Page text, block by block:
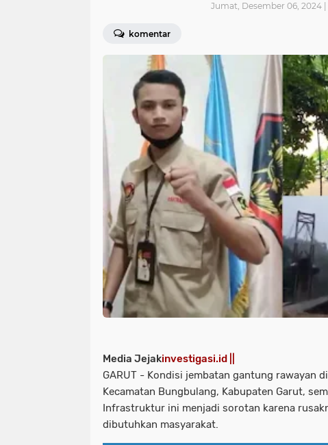
Jumat, Desember 06, 2024
komentar
Media Jejakinvestigasi.id ||
GARUT - Kondisi jembatan gantung rawayan
Kecamatan Bungbulang, Kabupaten Garut,
Infrastruktur ini menjadi sorotan karena
dibutuhkan masyarakat.